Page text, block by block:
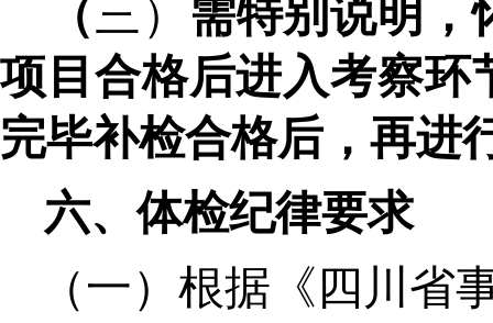
（ 三） 需特别说明，
项目合格后进入考察环
完毕补检合格后，再进
六、体检纪律要求
（一）根据《四川省